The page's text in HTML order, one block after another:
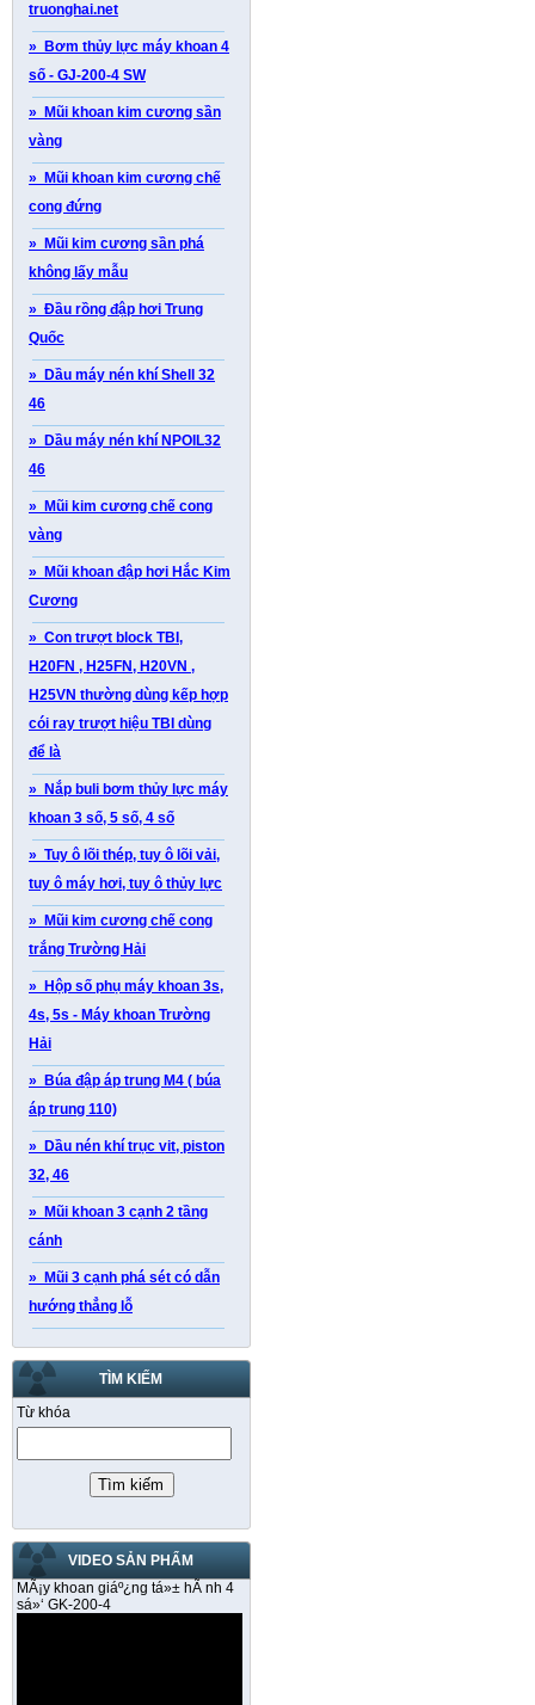
truonghai.net
» Bơm thủy lực máy khoan 4
số - GJ-200-4 SW
» Mũi khoan kim cương sần
vàng
» Mũi khoan kim cương chế
cong đứng
» Mũi kim cương sần phá
không lấy mẫu
» Đầu rồng đập hơi Trung
Quốc
» Dầu máy nén khí Shell 32
46
» Dầu máy nén khí NPOIL32
46
» Mũi kim cương chế cong
vàng
» Mũi khoan đập hơi Hắc Kim
Cương
» Con trượt block TBI,
H20FN , H25FN, H20VN ,
H25VN thường dùng kếp hợp
cói ray trượt hiệu TBI dùng
để là
» Nắp buli bơm thủy lực máy
khoan 3 số, 5 số, 4 số
» Tuy ô lõi thép, tuy ô lõi vải,
tuy ô máy hơi, tuy ô thủy lực
» Mũi kim cương chế cong
trắng Trường Hải
» Hộp số phụ máy khoan 3s,
4s, 5s - Máy khoan Trường
Hải
» Búa đập áp trung M4 ( búa
áp trung 110)
» Dầu nén khí trục vit, piston
32, 46
» Mũi khoan 3 cạnh 2 tầng
cánh
» Mũi 3 cạnh phá sét có dẫn
hướng thẳng lỗ
TÌM KIẾM
Từ khóa
VIDEO SẢN PHẨM
MÃ¡y khoan giáº¿ng tá»± hÃ nh 4
sá»‘ GK-200-4